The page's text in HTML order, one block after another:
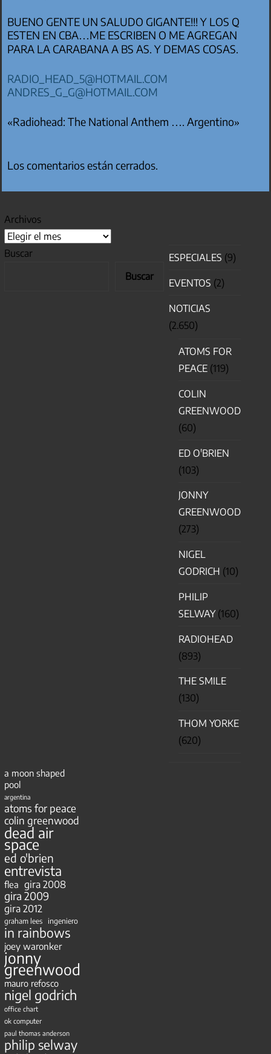
BUENO GENTE UN SALUDO GIGANTE!!! Y LOS Q
ESTEN EN CBA…ME ESCRIBEN O ME AGREGAN
PARA LA CARABANA A BS AS. Y DEMAS COSAS.
RADIO_HEAD_5@HOTMAIL.COM
ANDRES_G_G@HOTMAIL.COM
«Radiohead: The National Anthem …. Argentino»
Los comentarios están cerrados.
Archivos
Buscar
Buscar
ESPECIALES (9)
EVENTOS (2)
NOTICIAS
(2.650)
ATOMS FOR
PEACE (119)
COLIN
GREENWOOD
(60)
ED O'BRIEN
(103)
JONNY
GREENWOOD
(273)
NIGEL
GODRICH (10)
PHILIP
SELWAY(160)
RADIOHEAD
(893)
THE SMILE
(130)
THOM YORKE
(620)
a moon shaped
pool
argentina
atoms for peace
colin greenwood
dead air
space
ed o'brien
entrevista
flea gira 2008
gira 2009
gira 2012
graham lees ingeniero
in rainbows
joey waronker
jonny
greenwood
mauro refosco
nigel godrich
office chart
ok computer
paul thomas anderson
philip selway